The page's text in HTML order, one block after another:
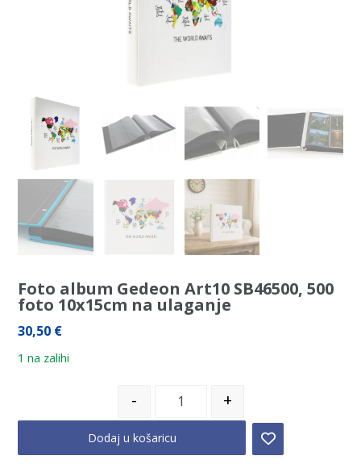
Foto album Gedeon Art10 SB46500, 500
foto 10x15cm na ulaganje
30,50 €
1 na zalihi
- +
Dodaj u košaricu